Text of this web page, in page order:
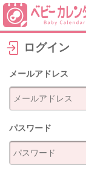
ログイン
メールアドレス
パスワード